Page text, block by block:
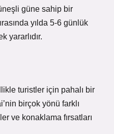
güne sahip bir
yılda 5-6 günlük
yararlıdır.
turistler için pahalı bir
birçok yönü farklı
ve konaklama fırsatları